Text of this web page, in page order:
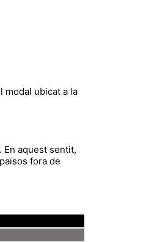
modal ubicat a la
En aquest sentit,
fora de